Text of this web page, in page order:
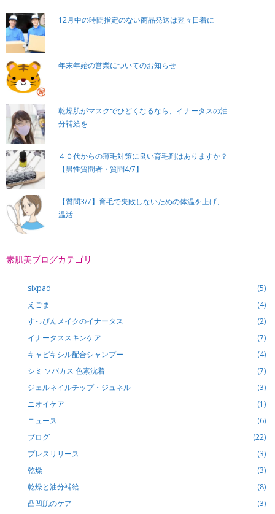
12月中の時間指定のない商品発送は翌々日着に
年末年始の営業についてのお知らせ
乾燥肌がマスクでひどくなるなら、イナータスの油
分補給を
４０代からの薄毛対策に良い育毛剤はありますか？
【男性質問者・質問4/7】
【質問3/7】育毛で失敗しないための体温を上げ、
温活
素肌美ブログカテゴリ
sixpad
(5)
えごま
(4)
すっぴんメイクのイナータス
(2)
イナータススキンケア
(7)
キャピキシル配合シャンプー
(4)
シミ ソバカス 色素沈着
(7)
ジェルネイルチップ・ジュネル
(3)
ニオイケア
(1)
ニュース
(6)
ブログ
(22)
プレスリリース
(3)
乾燥
(3)
乾燥と油分補給
(8)
凸凹肌のケア
(3)